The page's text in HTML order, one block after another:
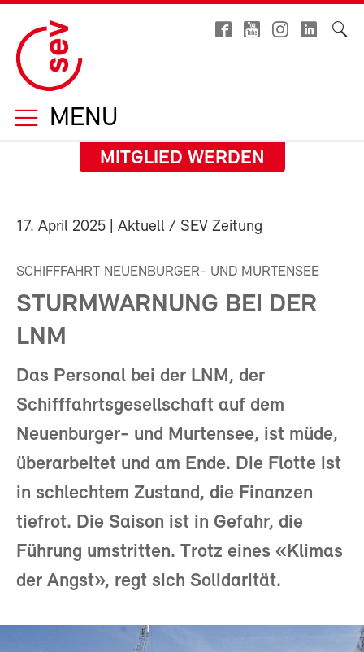
MENU
MITGLIED WERDEN
17. April 2025 | Aktuell / SEV Zeitung
SCHIFFFAHRT NEUENBURGER- UND MURTENSEE
STURMWARNUNG BEI DER
LNM
Das Personal bei der LNM, der
Schifffahrtsgesellschaft auf dem
Neuenburger- und Murtensee, ist müde,
überarbeitet und am Ende. Die Flotte ist
in schlechtem Zustand, die Finanzen
tiefrot. Die Saison ist in Gefahr, die
Führung umstritten. Trotz eines «Klimas
der Angst», regt sich Solidarität.